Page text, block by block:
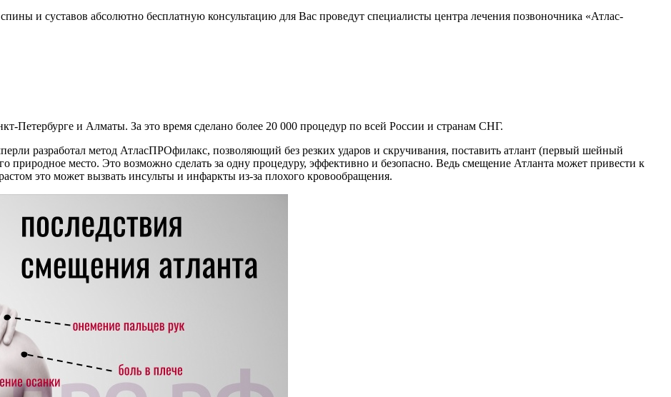
и суставов абсолютно бесплатную консультацию для Вас проведут специалисты центра лечения позвоночника «Атлас-
Петербурге и Алматы. За это время сделано более 20 000 процедур по всей России и странам СНГ.
разработал метод АтласПРОфилакс, позволяющий без резких ударов и скручивания, поставить атлант (первый шейный
природное место. Это возможно сделать за одну процедуру, эффективно и безопасно. Ведь смещение Атланта может привести к
это может вызвать инсульты и инфаркты из-за плохого кровообращения.